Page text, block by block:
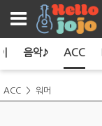
음악♪ ACC
ACC 워머